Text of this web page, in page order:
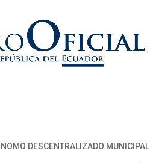
DESCENTRALIZADO